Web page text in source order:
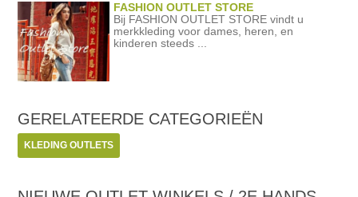
FASHION OUTLET STORE
Bij FASHION OUTLET STORE vindt u
merkkleding voor dames, heren, en
kinderen steeds ...
GERELATEERDE CATEGORIEËN
KLEDING OUTLETS